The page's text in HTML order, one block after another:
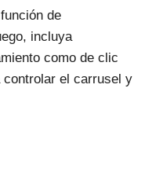
de
incluya
como de clic
controlar el carrusel y